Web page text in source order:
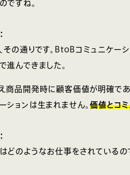
ですね。
その通りです。BtoBコミュニケー
進んできました。
商品開発時に顧客価値が明確で
ションは生まれません。価値とコ
どのようなお仕事をされているの